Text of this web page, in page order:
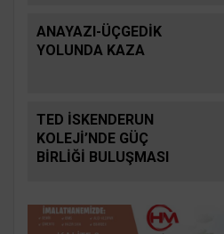
ANAYAZI-ÜÇGEDİK
YOLUNDA KAZA
TED İSKENDERUN
KOLEJİ’NDE GÜÇ
BİRLİĞİ BULUŞMASI